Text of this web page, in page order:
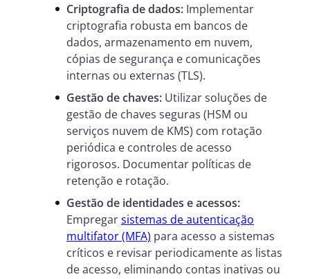
Criptografia de dados: Implementar
criptografia robusta em bancos de
dados, armazenamento em nuvem,
cópias de segurança e comunicações
internas ou externas (TLS).
Gestão de chaves: Utilizar soluções de
gestão de chaves seguras (HSM ou
serviços nuvem de KMS) com rotação
periódica e controles de acesso
rigorosos. Documentar políticas de
retenção e rotação.
Gestão de identidades e acessos:
Empregarsistemas de autenticação
multifator (MFA) para acesso a sistemas
críticos e revisar periodicamente as listas
de acesso, eliminando contas inativas ou